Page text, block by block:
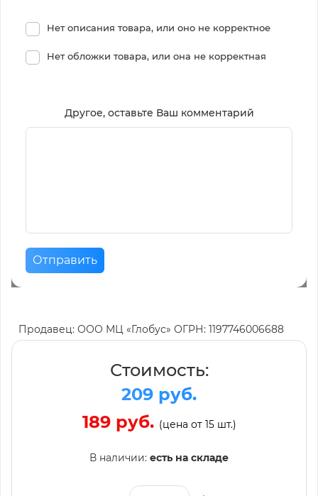
Нет описания товара, или оно не корректное
Нет обложки товара, или она не корректная
Другое, оставьте Ваш комментарий
Отправить
Продавец: ООО МЦ «Глобус» ОГРН: 1197746006688
Стоимость:
209 руб.
189 руб. (цена от 15 шт.)
В наличии: есть на складе